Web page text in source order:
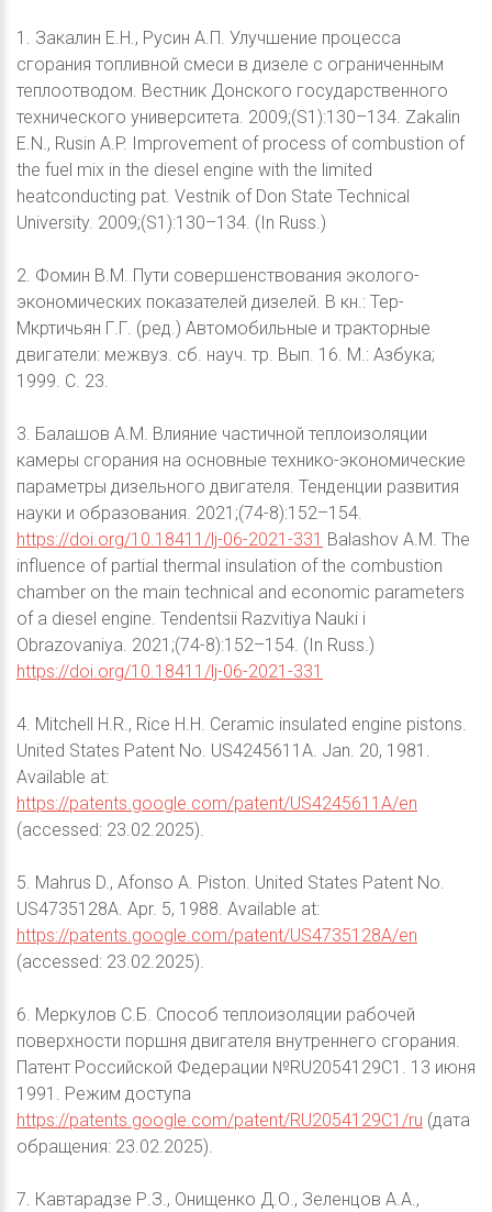
1. Закалин Е.Н., Русин А.П. Улучшение процесса
сгорания топливной смеси в дизеле с ограниченным
теплоотводом. Вестник Донского государственного
технического университета. 2009;(S1):130–134. Zakalin
E.N., Rusin A.P. Improvement of process of combustion of
the fuel mix in the diesel engine with the limited
heatconducting pat. Vestnik of Don State Technical
University. 2009;(S1):130–134. (In Russ.)
2. Фомин В.М. Пути совершенствования эколого-
экономических показателей дизелей. В кн.: Тер-
Мкртичьян Г.Г. (ред.) Автомобильные и тракторные
двигатели: межвуз. сб. науч. тр. Вып. 16. М.: Азбука;
1999. С. 23.
3. Балашов А.М. Влияние частичной теплоизоляции
камеры сгорания на основные технико-экономические
параметры дизельного двигателя. Тенденции развития
науки и образования. 2021;(74-8):152–154.
https://doi.org/10.18411/lj-06-2021-331 Balashov A.M. The
influence of partial thermal insulation of the combustion
chamber on the main technical and economic parameters
of a diesel engine. Tendentsii Razvitiya Nauki i
Obrazovaniya. 2021;(74-8):152–154. (In Russ.)
https://doi.org/10.18411/lj-06-2021-331
4. Mitchell H.R., Rice H.H. Ceramic insulated engine pistons.
United States Patent No. US4245611A. Jan. 20, 1981.
Available at:
https://patents.google.com/patent/US4245611A/en
(accessed: 23.02.2025).
5. Mahrus D., Afonso A. Piston. United States Patent No.
US4735128A. Apr. 5, 1988. Available at:
https://patents.google.com/patent/US4735128A/en
(accessed: 23.02.2025).
6. Меркулов С.Б. Способ теплоизоляции рабочей
поверхности поршня двигателя внутреннего сгорания.
Патент Российской Федерации №RU2054129C1. 13 июня
1991. Режим доступа
https://patents.google.com/patent/RU2054129C1/ru (дата
обращения: 23.02.2025).
7. Кавтарадзе Р.З., Онищенко Д.О., Зеленцов А.А.,